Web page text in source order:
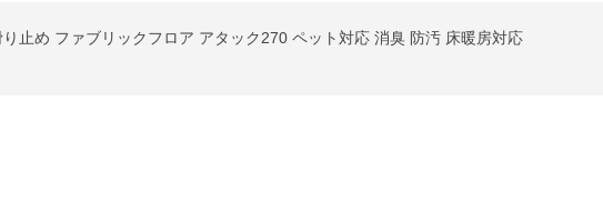
止め ファブリックフロア アタック270 ペット対応 消臭 防汚 床暖房対応